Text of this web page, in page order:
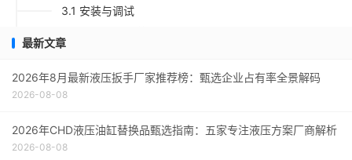
3.1 安装与调试
四、维护保养：延长寿命的秘诀
4.1 日常维护（每班次）
4.3 季节性保养（作业季结束）
最新文章
2026年8月最新液压扳手厂家推荐榜：甄选企业占有率全景解码
2026-08-08
2026年CHD液压油缸替换品甄选指南：五家专注液压方案厂商解析
2026-08-08